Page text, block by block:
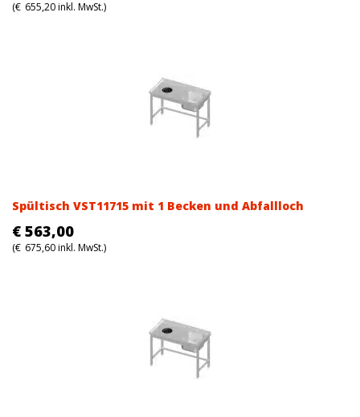
(€ 655,20inkl. MwSt.)
Spültisch VST11715 mit 1 Becken und Abfallloch
€ 563,00
(€ 675,60inkl. MwSt.)